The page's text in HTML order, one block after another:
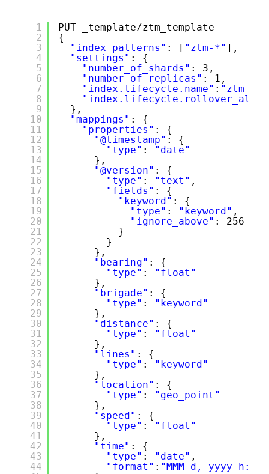
1
2
3
4
5
6
7
8
9
10
11
12
13
14
15
16
17
18
19
20
21
22
23
24
25
26
27
28
29
30
31
32
33
34
35
36
37
38
39
40
41
42
43
44
PUT _template/ztm_template
{
"index_patterns" : [ "ztm-*" ],
"settings" : {
"number_of_shards" : 3,
"number_of_replicas" : 1,
"index.lifecycle.name" :
},
"mappings" : {
"properties" : {
"@timestamp" : {
"type" : "date"
},
"@version" : {
"type" : "text" ,
"fields" : {
"keyword" : {
"type" : "keyword" ,
"ignore_above" : 256
}
}
},
"bearing" : {
"type" : "float"
},
"brigade" : {
"type" : "keyword"
},
"distance" : {
"type" : "float"
},
"lines" : {
"type" : "keyword"
},
"location" : {
"type" : "geo_point"
},
"speed" : {
"type" : "float"
},
"time" : {
"type" : "date" ,
"format" : "MMM d, yyyy